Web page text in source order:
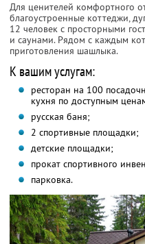
Для ценителей комфортного
благоустроенные коттеджи,
12 человек с просторными
и саунами. Рядом с каждым
приготовления шашлыка.
К вашим услугам:
ресторан на 100
кухня по доступным
русская баня;
2 спортивные площадки;
детские площадки;
прокат спортивного
парковка.